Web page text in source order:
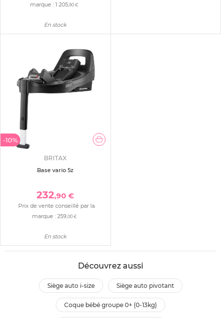
marque :1 205 ,90 €
En stock
-10%
BRITAX
Base vario 5z
232,90 €
Prix de vente conseillé par la
marque : 259,00 €
En stock
Découvrez aussi
siège auto i-size siège auto pivotant
coque bébé groupe 0+ (0-13kg)